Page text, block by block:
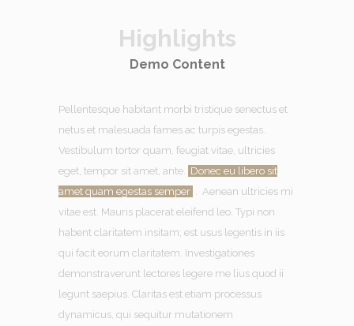
Highlights
Demo Content
Pellentesque habitant morbi tristique senectus et
netus et malesuada fames ac turpis egestas.
Vestibulum tortor quam, feugiat vitae, ultricies
eget, tempor sit amet, ante. Donec eu libero sit
amet quam egestas semper . Aenean ultricies mi
vitae est. Mauris placerat eleifend leo. Typi non
habent claritatem insitam; est usus legentis in iis
qui facit eorum claritatem. Investigationes
demonstraverunt lectores legere me lius quod ii
legunt saepius. Claritas est etiam processus
dynamicus, qui sequitur mutationem